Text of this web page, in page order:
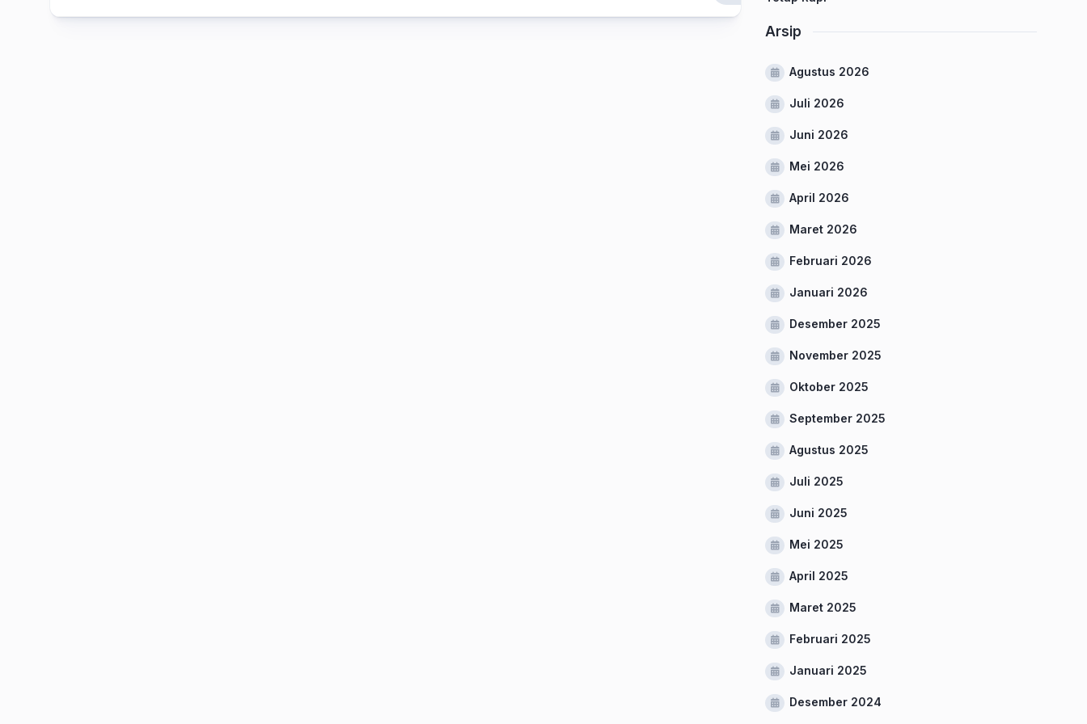
Arsip
Agustus 2026
Juli 2026
Juni 2026
Mei 2026
April 2026
Maret 2026
Februari 2026
Januari 2026
Desember 2025
November 2025
Oktober 2025
September 2025
Agustus 2025
Juli 2025
Juni 2025
Mei 2025
April 2025
Maret 2025
Februari 2025
Januari 2025
Desember 2024